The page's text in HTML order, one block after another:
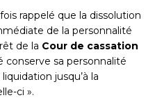
rappelé que la dissolution
de la personnalité
de la Cour de cassation
conserve sa personnalité
jusqu’à la
ci ».